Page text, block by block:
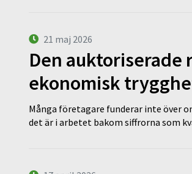
21 maj 2026
Den
ekonomisk
Många företagare funderar inte över
det är i arbetet bakom siffrorna som